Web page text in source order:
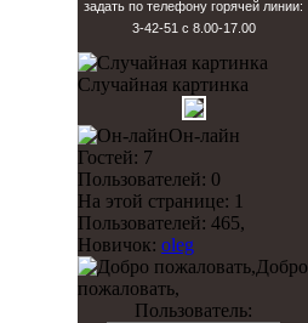
задать по телефону горячей линии:
3-42-51 с 8.00-17.00
Случайная картинка
Он-лайн
Гостей: 7
Пользователей: 0
На этой странице: 1
Пользователей: 465,
Новичок: oleg
Добро
пожаловать,
Пользователь: